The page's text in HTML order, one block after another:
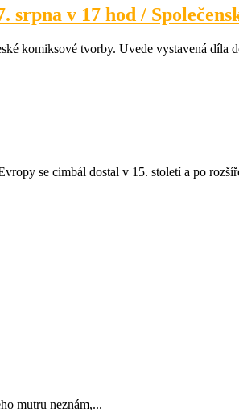
srpna v 17 hod /
komiksové tvorby. Uvede vystavená díla
se cimbál dostal v 15. století a po
mutru neznám,...